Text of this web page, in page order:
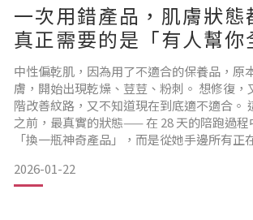
一次用錯產品，肌膚狀態
真正需要的是「有人幫你
看一遍」
中性偏乾肌，因為用了不適合的保養品，原
膚，開始出現乾燥、荳荳、粉刺。 想修復，
階改善紋路，又不知道現在到底適不適合。
之前，最真實的狀態—— 在 28 天的陪跑過程
「換一瓶神奇產品」，而是從她手邊所有正
--陪跑結束後的真實心得「會給專業的建議，
膚出了問題，也不會像無頭蒼蠅一樣不知道
2026-01-22